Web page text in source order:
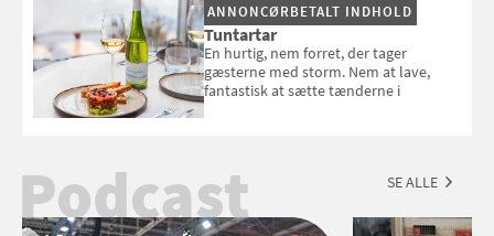
ANNONCØRBETALT INDHOLD
Tuntartar
En hurtig, nem forret, der tager
gæsterne med storm. Nem at lave,
fantastisk at sætte tænderne i
Podcast SE ALLE